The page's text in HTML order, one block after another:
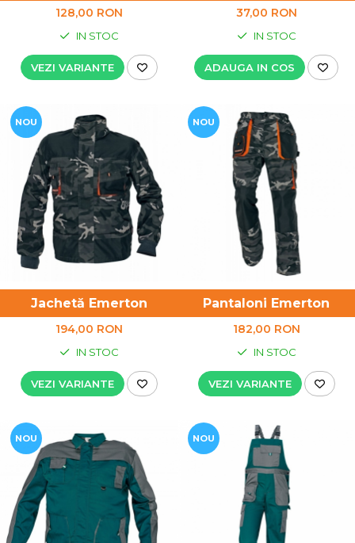
128,00 RON
IN STOC
VEZI VARIANTE
37,00 RON
IN STOC
ADAUGA IN COS
NOU
Jachetă Emerton
194,00 RON
IN STOC
VEZI VARIANTE
NOU
Pantaloni Emerton
182,00 RON
IN STOC
VEZI VARIANTE
NOU NOU